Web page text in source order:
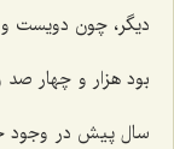
دیگر، چون دویست و
بود هزار و چهار
سال پیش در وجود